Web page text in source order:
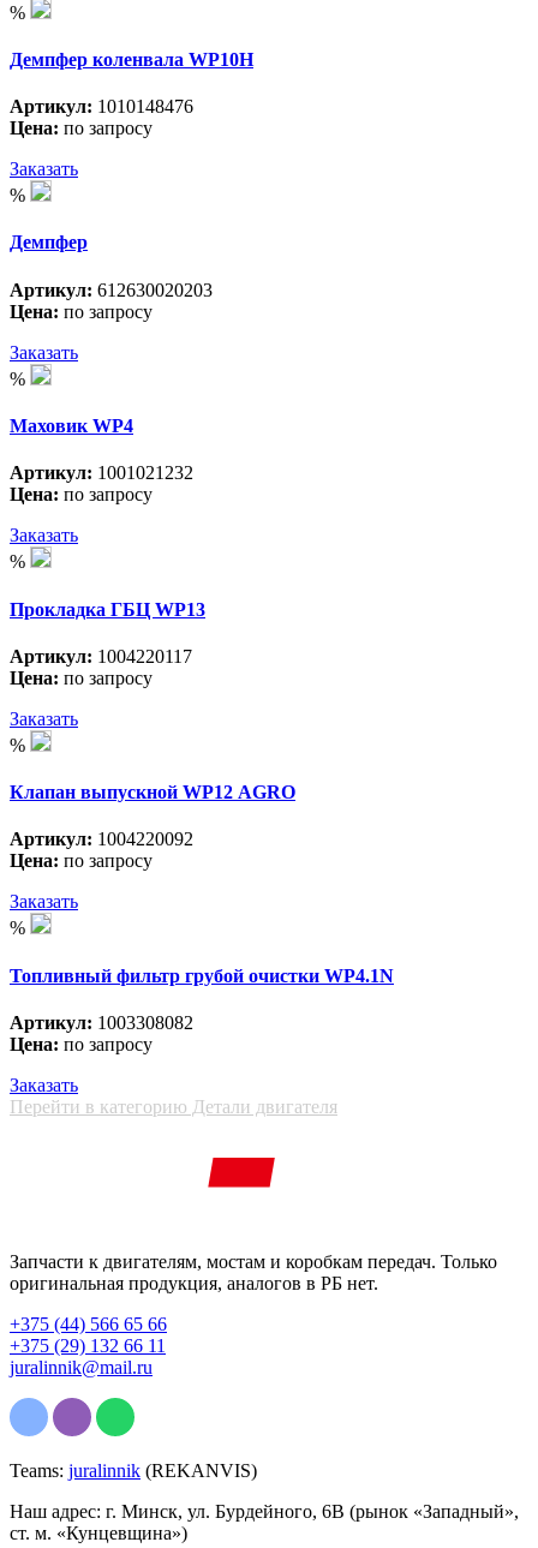
%
Демпфер коленвала WP10H
Артикул: 1010148476
Цена: по запросу
Заказать
%
Демпфер
Артикул: 612630020203
Цена: по запросу
Заказать
%
Маховик WP4
Артикул: 1001021232
Цена: по запросу
Заказать
%
Прокладка ГБЦ WP13
Артикул: 1004220117
Цена: по запросу
Заказать
%
Клапан выпускной WP12 АGRO
Артикул: 1004220092
Цена: по запросу
Заказать
%
Топливный фильтр грубой очистки WP4.1N
Артикул: 1003308082
Цена: по запросу
Заказать
Перейти в категорию Детали двигателя
Запчасти к двигателям, мостам и коробкам передач. Только
оригинальная продукция, аналогов в РБ нет.
+375 (44) 566 65 66
+375 (29) 132 66 11
juralinnik@mail.ru
Teams: juralinnik (REKANVIS)
Наш адрес: г. Минск, ул. Бурдейного, 6В (рынок «Западный»,
ст. м. «Кунцевщина»)